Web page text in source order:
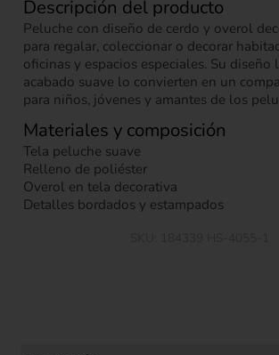
Descripción del producto
Peluche con diseño de cerdo y overol
para regalar, coleccionar o decorar
oficinas y espacios especiales. Su diseño
acabado suave lo convierten en un
para niños, jóvenes y amantes de los
Materiales y composición
Tela peluche suave
Relleno de poliéster
Overol en tela decorativa
Detalles bordados y estampados